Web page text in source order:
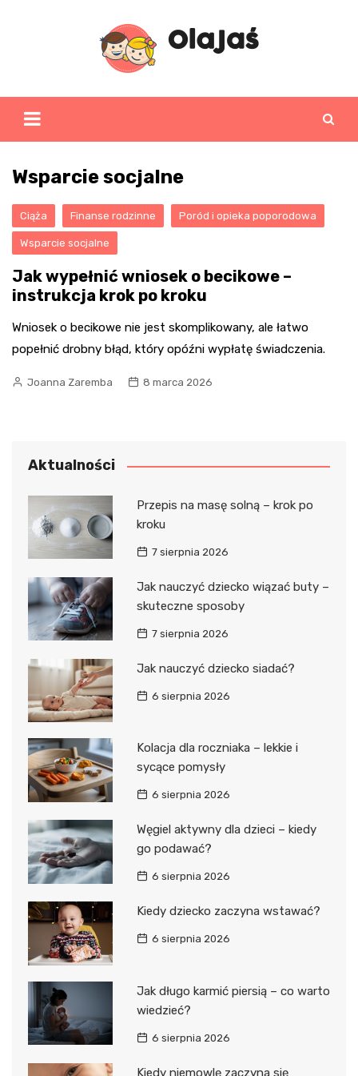
Wsparcie socjalne
Ciąża Finanse rodzinne Poród i opieka poporodowa
Wsparcie socjalne
Jak wypełnić wniosek o becikowe –
instrukcja krok po kroku
Wniosek o becikowe nie jest skomplikowany, ale łatwo
popełnić drobny błąd, który opóźni wypłatę świadczenia.
Joanna Zaremba 8 marca 2026
Aktualności
Przepis na masę solną – krok po
kroku
7 sierpnia 2026
Jak nauczyć dziecko wiązać buty –
skuteczne sposoby
7 sierpnia 2026
Jak nauczyć dziecko siadać?
6 sierpnia 2026
Kolacja dla roczniaka – lekkie i
sycące pomysły
6 sierpnia 2026
Węgiel aktywny dla dzieci – kiedy
go podawać?
6 sierpnia 2026
Kiedy dziecko zaczyna wstawać?
6 sierpnia 2026
Jak długo karmić piersią – co warto
wiedzieć?
6 sierpnia 2026
Kiedy niemowlę zaczyna się